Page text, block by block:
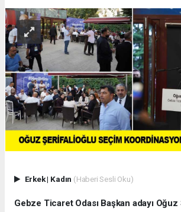
Erkek| Kadın (Haberi Sesli Oku)
Gebze Ticaret Odası Başkan adayı